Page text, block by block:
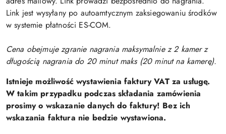
Link jest wysyłany po autoamtycznym zaksiegowaniu środków
w systemie płatności ES-COM.
Cena obejmuje zgranie nagrania maksymalnie z 2 kamer z
długością nagrania do 20 minut maks (20 minut na kamerę).
Istnieje możliwość wystawienia faktury VAT za usługę.
W takim przypadku podczas składania zamówienia
prosimy o wskazanie danych do faktury! Bez ich
wskazania faktura nie bedzie wystawiona.